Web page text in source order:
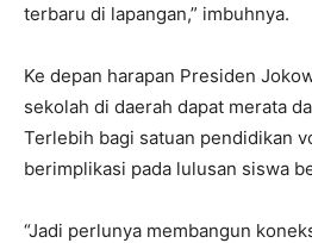
terbaru di lapangan,” imbuhnya.
Ke depan harapan Presiden
sekolah di daerah dapat merata
Terlebih bagi satuan pendidikan
berimplikasi pada lulusan siswa
“Jadi perlunya membangun